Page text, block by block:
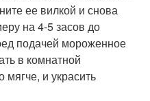
ее вилкой и снова
на 4-5 засов до
подачей мороженное
в комнатной
мягче, и украсить